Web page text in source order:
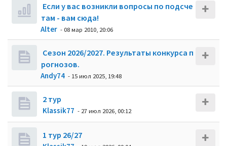
Если у вас возникли вопросы по подсче
там - вам сюда!
Alter - 08 мар 2010, 20:06
Сезон 2026/2027. Результаты конкурса п
рогнозов.
Andy74 - 15 июл 2025, 19:48
2 тур
Klassik77 - 27 июл 2026, 00:12
1 тур 26/27